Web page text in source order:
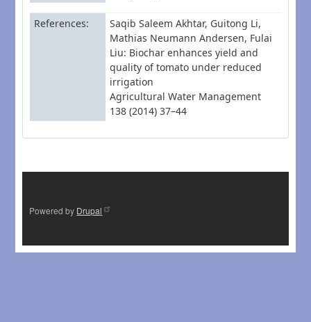
References
Saqib Saleem Akhtar, Guitong Li,
Mathias Neumann Andersen, Fulai
Liu: Biochar enhances yield and
quality of tomato under reduced
irrigation
Agricultural Water Management
138 (2014) 37–44
Powered by Drupal